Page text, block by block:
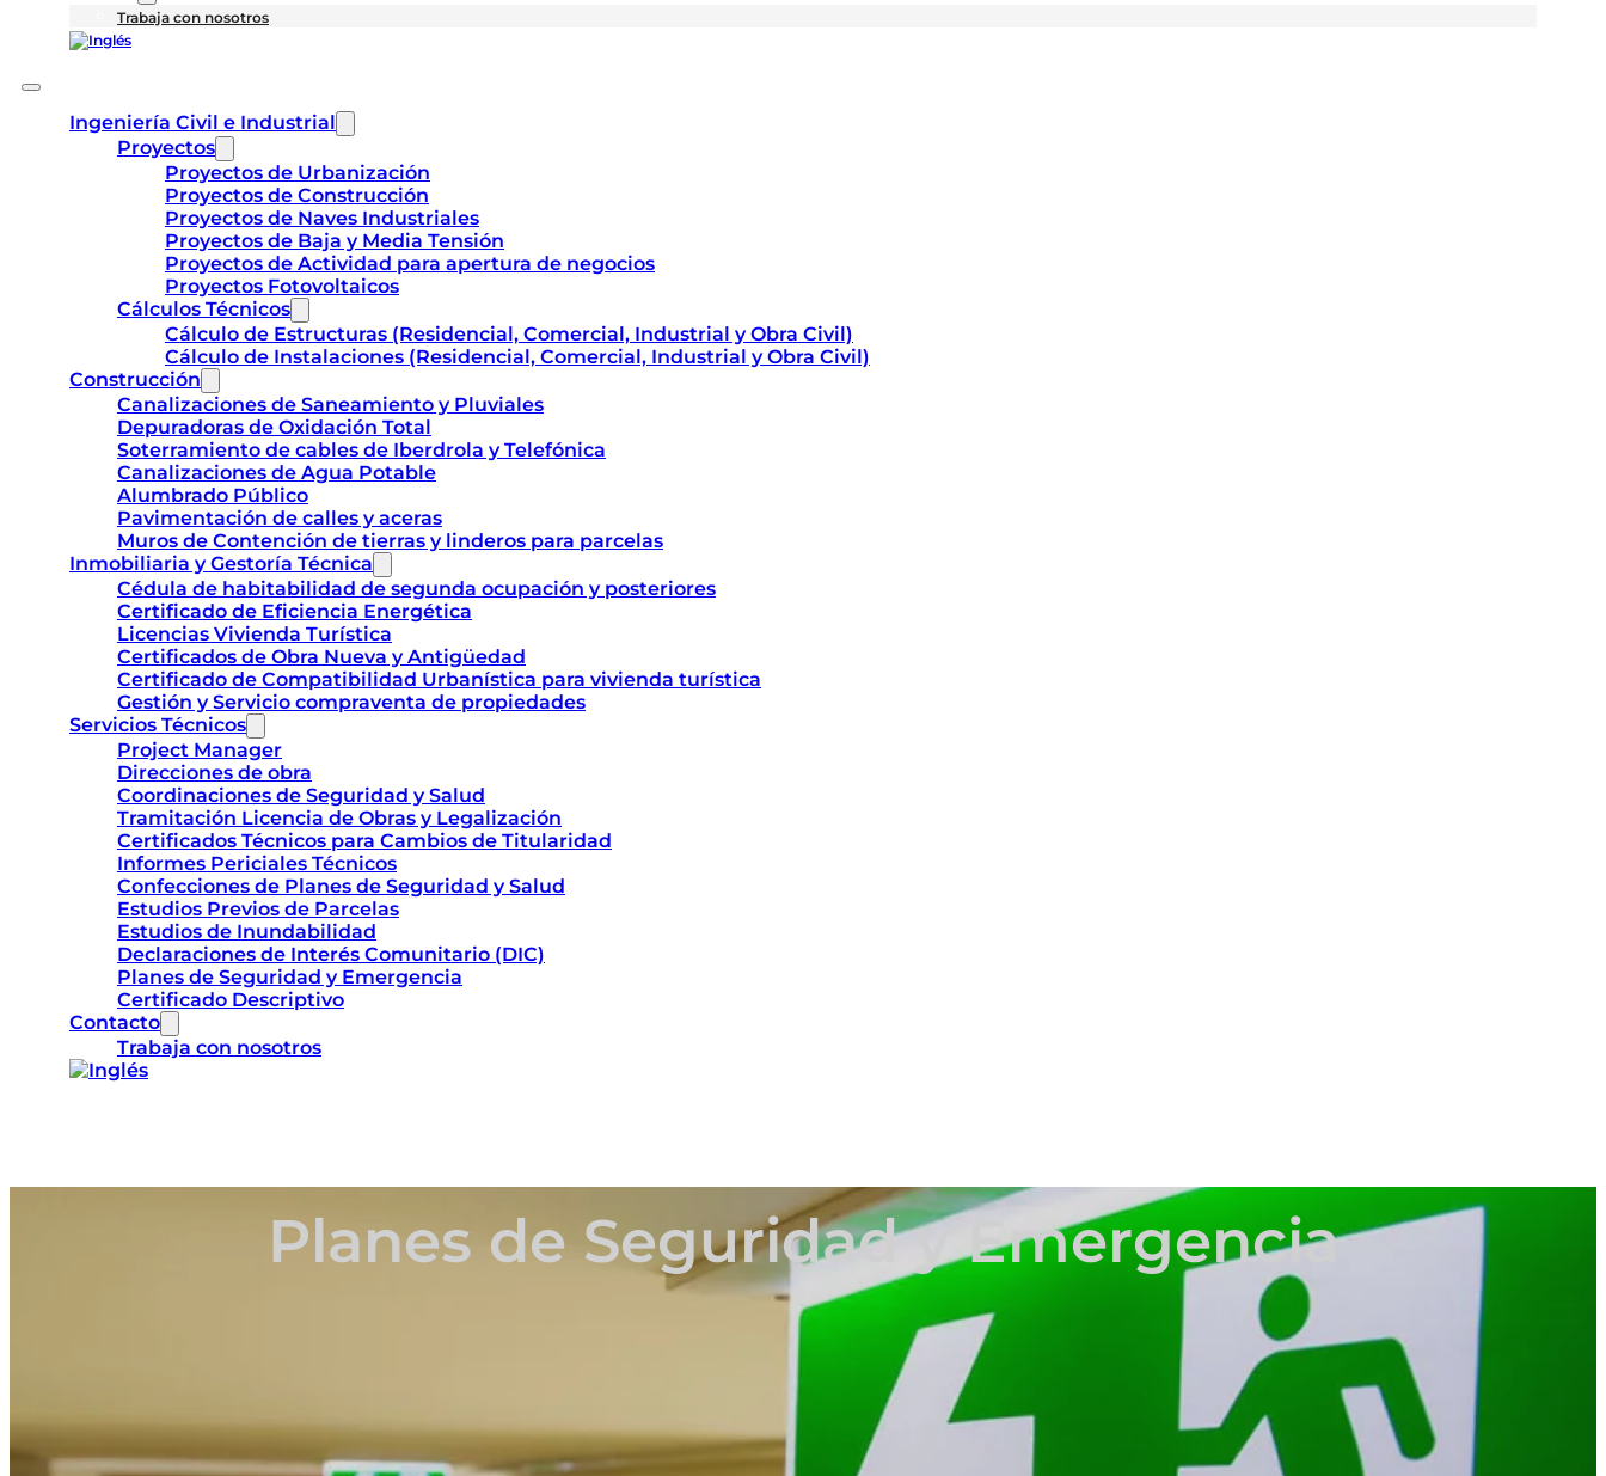
Trabaja con nosotros
Ingeniería Civil e Industrial
Proyectos
Proyectos de Urbanización
Proyectos de Construcción
Proyectos de Naves Industriales
Proyectos de Baja y Media Tensión
Proyectos de Actividad para apertura de negocios
Proyectos Fotovoltaicos
Cálculos Técnicos
Cálculo de Estructuras (Residencial, Comercial, Industrial y Obra Civil)
Cálculo de Instalaciones (Residencial, Comercial, Industrial y Obra Civil)
Construcción
Canalizaciones de Saneamiento y Pluviales
Depuradoras de Oxidación Total
Soterramiento de cables de Iberdrola y Telefónica
Canalizaciones de Agua Potable
Alumbrado Público
Pavimentación de calles y aceras
Muros de Contención de tierras y linderos para parcelas
Inmobiliaria y Gestoría Técnica
Cédula de habitabilidad de segunda ocupación y posteriores
Certificado de Eficiencia Energética
Licencias Vivienda Turística
Certificados de Obra Nueva y Antigüedad
Certificado de Compatibilidad Urbanística para vivienda turística
Gestión y Servicio compraventa de propiedades
Servicios Técnicos
Project Manager
Direcciones de obra
Coordinaciones de Seguridad y Salud
Tramitación Licencia de Obras y Legalización
Certificados Técnicos para Cambios de Titularidad
Informes Periciales Técnicos
Confecciones de Planes de Seguridad y Salud
Estudios Previos de Parcelas
Estudios de Inundabilidad
Declaraciones de Interés Comunitario (DIC)
Planes de Seguridad y Emergencia
Certificado Descriptivo
Contacto
Trabaja con nosotros
Planes de Seguridad y Emergencia